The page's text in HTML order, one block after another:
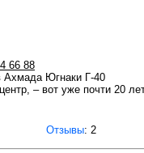
66 88
Ахмада Югнаки Г-40
– вот уже почти 20
Отзывы: 2